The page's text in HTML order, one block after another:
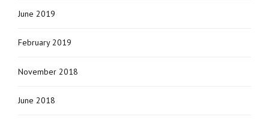
June 2019
February 2019
November 2018
June 2018